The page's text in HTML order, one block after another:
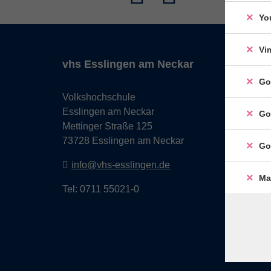
vhs Esslingen am Neckar
Volkshochschule
Esslingen am Neckar
Mettinger Straße 125
73728 Esslingen am Neckar
info@vhs-esslingen.de
Tel: 0711 55021-0